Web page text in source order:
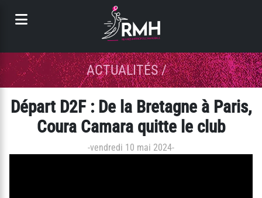
ACTUALITÉS/
Départ D2F : De la Bretagne à Paris,
Coura Camara quitte le club
-vendredi 10 mai 2024-
Panneau de gestion des cookies